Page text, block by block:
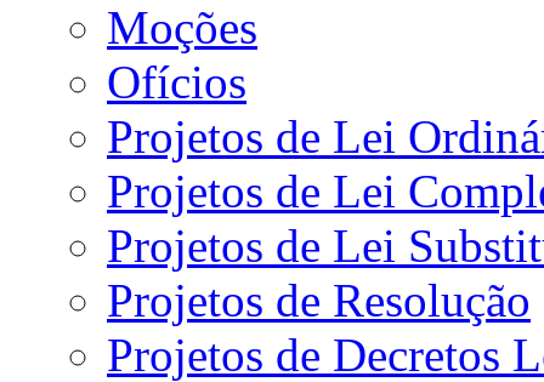
Moções
Ofícios
Projetos de Lei
Projetos de Lei
Projetos de Lei
Projetos de Resolução
Projetos de Decretos